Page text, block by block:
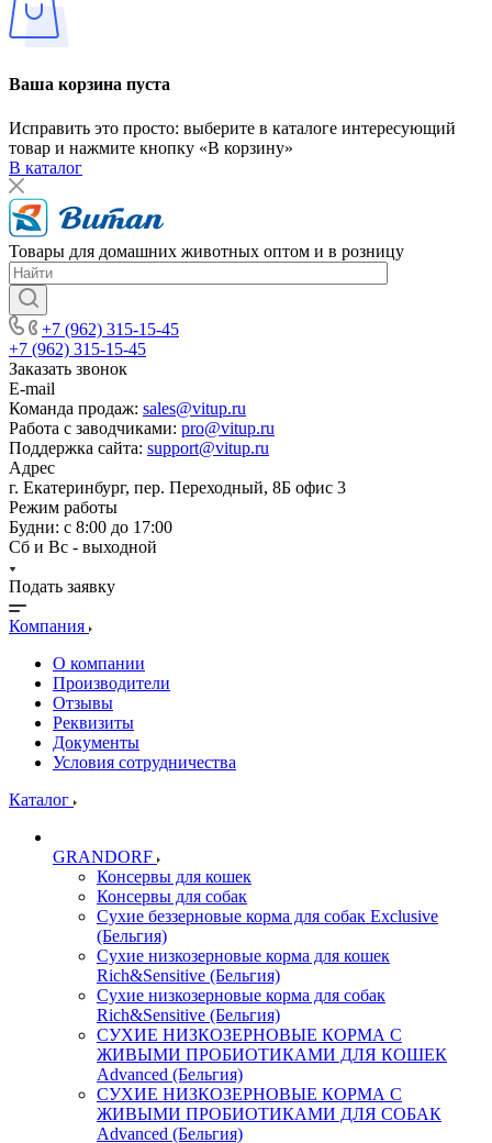
Ваша корзина пуста
Исправить это просто: выберите в каталоге интересующий
товар и нажмите кнопку «В корзину»
В каталог
Товары для домашних животных оптом и в розницу
+7 (962) 315-15-45
+7 (962) 315-15-45
Заказать звонок
E-mail
Команда продаж: sales@vitup.ru
Работа с заводчиками: pro@vitup.ru
Поддержка сайта: support@vitup.ru
Адрес
г. Екатеринбург, пер. Переходный, 8Б офис 3
Режим работы
Будни: с 8:00 до 17:00
Сб и Вс - выходной
Подать заявку
Компания
О компании
Производители
Отзывы
Реквизиты
Документы
Условия сотрудничества
Каталог
GRANDORF
Консервы для кошек
Консервы для собак
Сухие беззерновые корма для собак Exclusive
(Бельгия)
Сухие низкозерновые корма для кошек
Rich&Sensitive (Бельгия)
Сухие низкозерновые корма для собак
Rich&Sensitive (Бельгия)
СУХИЕ НИЗКОЗЕРНОВЫЕ КОРМА С
ЖИВЫМИ ПРОБИОТИКАМИ ДЛЯ КОШЕК
Advanced (Бельгия)
СУХИЕ НИЗКОЗЕРНОВЫЕ КОРМА С
ЖИВЫМИ ПРОБИОТИКАМИ ДЛЯ СОБАК
Advanced (Бельгия)